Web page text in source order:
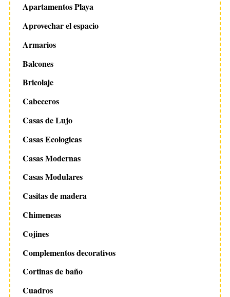
Apartamentos Playa
Aprovechar el espacio
Armarios
Balcones
Bricolaje
Cabeceros
Casas de Lujo
Casas Ecologicas
Casas Modernas
Casas Modulares
Casitas de madera
Chimeneas
Cojines
Complementos decorativos
Cortinas de baño
Cuadros